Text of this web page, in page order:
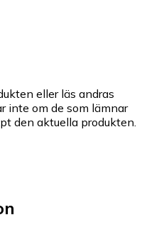
eller läs andras
inte om de som lämnar
den aktuella produkten.